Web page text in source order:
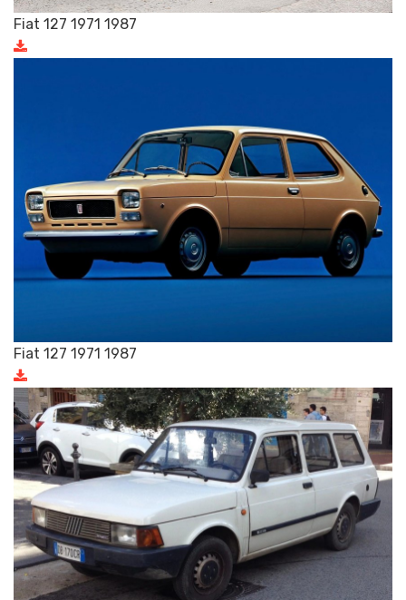
Fiat 127 1971 1987
Fiat 127 1971 1987